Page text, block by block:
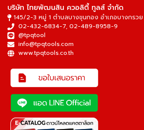
บริษัท ไทยพัฒนสิน ควอลิตี้ ทูลส์ จำกัด
145/2-3 หมู่ 1 ตำบลบางขุนกอง อำเภอบางกรวย
02-432-6834-7, 02-489-8958-9
@tpqtool
info@tpqtools.com
www.tpqtools.co.th